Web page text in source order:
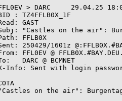
> DARC     29.04.25
: TZ4FFLB0X_1F
GAST
"Castles on the air":
FFLB0X
250429/1601z
FFL0EV @
DARC @ BCMNET
Info: Sent with login
on the air":